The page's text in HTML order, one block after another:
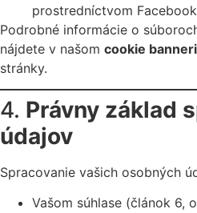
prostredníctvom
Podrobné informácie o
nájdete v našom cookie banneri
stránky.
4. Právny základ
údajov
Spracovanie vašich osobných
Vašom súhlase (článok 6,